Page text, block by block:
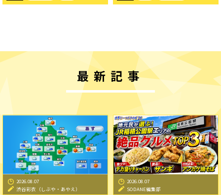
最新記事
2026.08.07
渋谷彩衣（しぶや・あやえ）
2026.08.07
SODANE編集部